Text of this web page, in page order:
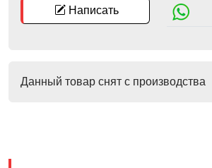
Написать
Данный товар снят с производства